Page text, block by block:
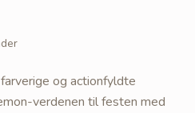
og actionfyldte
verdenen til festen med